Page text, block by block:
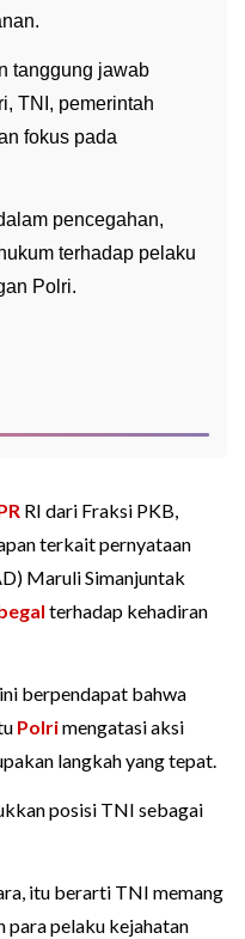
tanggung jawab
TNI, pemerintah
fokus pada
pencegahan,
terhadap pelaku
Polri.
RI dari Fraksi PKB,
terkait pernyataan
Maruli Simanjuntak
terhadap kehadiran
berpendapat bahwa
Polrimengatasi aksi
langkah yang tepat.
posisi TNI sebagai
itu berarti TNI memang
pelaku kejahatan